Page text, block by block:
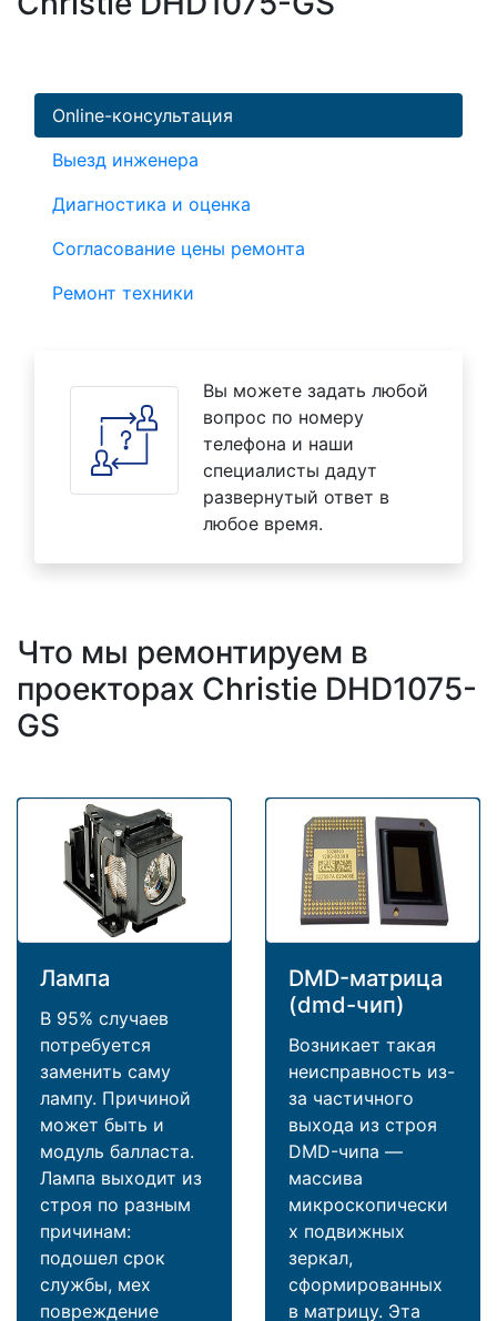
Online-консультация
Выезд инженера
Диагностика и оценка
Согласование цены ремонта
Ремонт техники
Вы можете задать любой
вопрос по номеру
телефона и наши
специалисты дадут
развернутый ответ в
любое время.
Что мы ремонтируем в
проекторах Christie DHD1075-
GS
Лампа
В 95% случаев
потребуется
заменить саму
лампу. Причиной
может быть и
модуль балласта.
Лампа выходит из
строя по разным
причинам:
подошел срок
службы, мех
повреждение
DMD-матрица
(dmd-чип)
Возникает такая
неисправность из-
за частичного
выхода из строя
DMD-чипа —
массива
микроскопически
х подвижных
зеркал,
сформированных
в матрицу. Эта